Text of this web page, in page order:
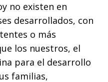
no existen en
desarrollados, con
o más
los nuestros, el
para el desarrollo
familias,